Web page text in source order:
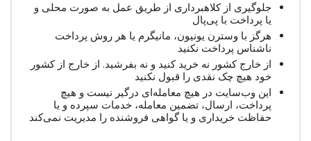
جلوگیری از کلاهبرداری از طریق عمل به صورت محلی و
یا پرداخت با پی‌پال
هرگز با وسترن یونیون، مانیگرم یا هر روش پرداخت
ناشناس پرداخت نکنید
از خارج کشور نه خرید کنید و نه بفرشید. از خارج از کشور
خود هیچ چک نقدی را قبول نکنید
این وب‌سایت در هیچ معامله‌ای درگیر نیست و هیچ
پرداخت، ارسال، تضمین معامله، خدمات سپرده و یا
حفاظت خریداری و یا گواهی فروشنده را مدیریت نمی‌کند